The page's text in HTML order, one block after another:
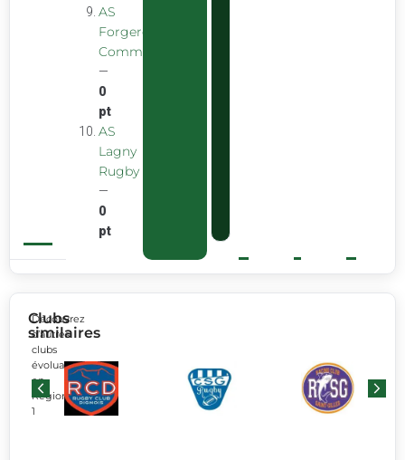
AS
Forgeron
Commentryens
—
0
pt
AS
Lagny
Rugby
—
0
pt
Clubs
similaires
Découvrez
d’autres
clubs
évoluant
en
Régionale
1